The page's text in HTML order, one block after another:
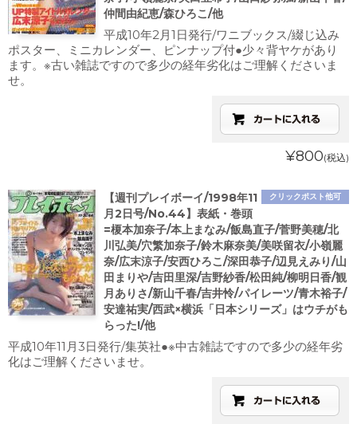
仲間由紀恵/森ひろこ/他
平成10年2月1日発行/ワニブックス/綴じ込み
ポスター、ミニカレンダー、ピンナップ付●少々背ヤケがあり
ます。※古い雑誌ですので多少の経年劣化はご理解くださいま
せ。
¥800(税込)
クリックポスト他可
【週刊プレイボーイ/1998年11
月2日号/No.44】表紙・巻頭
=榎本加奈子/本上まなみ/飯島直子/菅野美穂/北
川弘美/穴繁加奈子/鈴木麻奈美/美咲留衣/小嶺麗
奈/広末涼子/安西ひろこ/深田恭子/辺見えみり/山
田まりや/吉田里深/吉野紗香/松田純/柳明日香/観
月ありさ/新山千春/吉井怜/パイレーツ/青木裕子/
安達祐実/西武×横浜「日本シリーズ」はウチがも
らった!/他
平成10年11月3日発行/集英社●※中古雑誌ですので多少の経年劣
化はご理解くださいませ。